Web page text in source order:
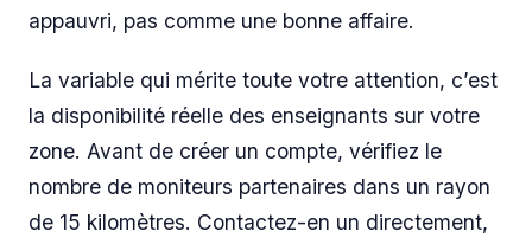
appauvri, pas comme une bonne affaire.
La variable qui mérite toute votre attention, c’est
la disponibilité réelle des enseignants sur votre
zone. Avant de créer un compte, vérifiez le
nombre de moniteurs partenaires dans un rayon
de 15 kilomètres. Contactez-en un directement,